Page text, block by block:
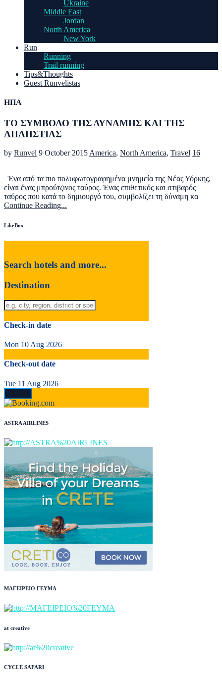
Ukraine
Middle East
Jordan
North America
New York
Run
Running
Trail running
Tips&Thoughts
Guest Runvelistas
ΗΠΑ
ΤΟ ΣΥΜΒΟΛΟ ΤΗΣ ΔΥΝΑΜΗΣ ΚΑΙ ΤΗΣ
ΑΠΛΗΣΤΙΑΣ
by Runvel 9 October 2015 America, North America, Travel 16
Ένα από τα πιο πολυφωτογραφημένα μνημεία της Νέας Υόρκης,
είναι ένας μπρούτζινος ταύρος. Ένας επιθετικός και στιβαρός
ταύρος που κατά το δημιουργό του, συμβολίζει τη δύναμη κα
Continue Reading...
LikeBox
Search hotels and more...
Destination
Check-in date
Mon 10 Aug 2026
Check-out date
Tue 11 Aug 2026
ASTRA AIRLINES
ΜΑΓΕΙΡΕΙΟ ΓΕΥΜΑ
at creative
CYCLE SAFARI